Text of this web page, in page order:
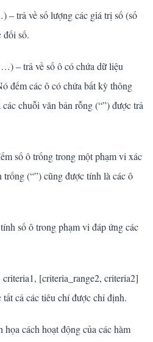
trả về số lượng các giá trị số (số
đối số.
– trả về số ô có chứa dữ liệu
đếm các ô có chứa bất kỳ thông
chuỗi văn bản rỗng (“”) được trả
số ô trống trong một phạm vi xác
(“”) cũng được tính là các ô
số ô trong phạm vi đáp ứng các
[criteria_range2, criteria2]
cả các tiêu chí được chỉ định.
cách hoạt động của các hàm